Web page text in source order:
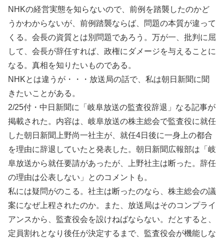
NHKの経営実態を知らないので、前例を踏襲したのかど
うかわからないが、前例踏襲ならば、問題の本質が違って
くる。会長の資質とは別問題であろう。万が一、批判に屈
して、会長が辞任すれば、政権にダメージを与えることに
なる。真相を知りたいものである。
NHKとは違うが・・・放送局の話で、私は朝日新聞に聞
きたいことがある。
2/25付・中日新聞に「岐阜放送の監査役辞退」なる記事が
掲載された。内容は、岐阜放送の株主総会で監査役に就任
した朝日新聞上野尚一社主が、就任4日後に一身上の都合
を理由に辞退していたと発表した。朝日新聞広報部は「岐
阜放送から就任要請があったが、上野社主は断った。辞任
の理由は公表しない」とのコメントも。
私には疑問がのこる。社主は断ったのなら、株主総会の議
案になぜ上程されたのか。また、放送局はそのコンプライ
アンスから、監査役会を設けねばならない。だとすると、
定員割れとなり後任が決定するまで、監査役会が機能しな